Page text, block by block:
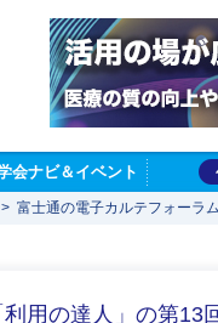
会ナビ＆イベント
> 富士通の電子カルテフォーラ
用の達人」の第13